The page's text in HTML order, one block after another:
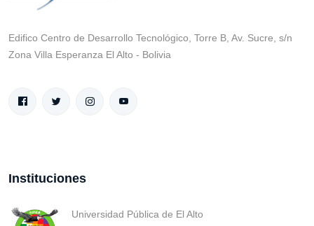
Edifico Centro de Desarrollo Tecnológico, Torre B, Av. Sucre, s/n
Zona Villa Esperanza El Alto - Bolivia
Instituciones
Universidad Pública de El Alto